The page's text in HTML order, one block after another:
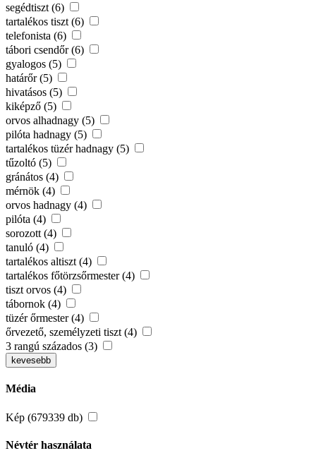
segédtiszt (6)
tartalékos tiszt (6)
telefonista (6)
tábori csendőr (6)
gyalogos (5)
határőr (5)
hivatásos (5)
kiképző (5)
orvos alhadnagy (5)
pilóta hadnagy (5)
tartalékos tüzér hadnagy (5)
tűzoltó (5)
gránátos (4)
mérnök (4)
orvos hadnagy (4)
pilóta (4)
sorozott (4)
tanuló (4)
tartalékos altiszt (4)
tartalékos főtörzsőrmester (4)
tiszt orvos (4)
tábornok (4)
tüzér őrmester (4)
őrvezető, személyzeti tiszt (4)
3 rangú százados (3)
kevesebb
Média
Kép (679339 db)
Névtér használata